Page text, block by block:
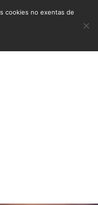
cookies no exentas de